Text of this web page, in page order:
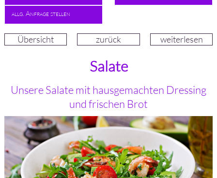
allg. Anfrage stellen
Übersicht zurück weiterlesen
Salate
Unsere Salate mit hausgemachten Dressing
und frischen Brot